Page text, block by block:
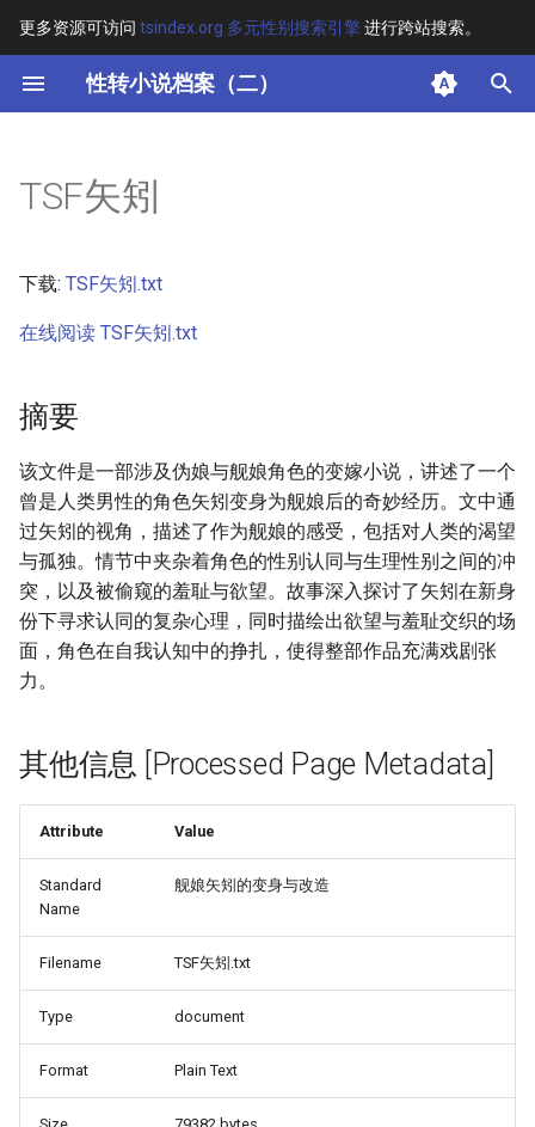
更多资源可访问 tsindex.org 多元性别搜索引擎进行跨站搜索。
性转小说档案（二）
键
开
搜
索
其他信息 [Processed Page
TSF矢矧
下载: TSF矢矧.txt
在线阅读 TSF矢矧.txt
摘要
该文件是一部涉及伪娘与舰娘角色的变嫁小说，讲述了一个
曾是人类男性的角色矢矧变身为舰娘后的奇妙经历。文中通
过矢矧的视角，描述了作为舰娘的感受，包括对人类的渴望
与孤独。情节中夹杂着角色的性别认同与生理性别之间的冲
突，以及被偷窥的羞耻与欲望。故事深入探讨了矢矧在新身
份下寻求认同的复杂心理，同时描绘出欲望与羞耻交织的场
面，角色在自我认知中的挣扎，使得整部作品充满戏剧张
力。
其他信息 [Processed Page Metadata]
Attribute Value
Standard
Name
舰娘矢矧的变身与改造
Filename TSF矢矧.txt
Type document
Format Plain Text